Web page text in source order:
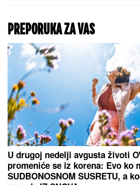
JELENA
MONSTRUOZNE
pretnji Ane
sve objavila: